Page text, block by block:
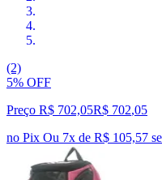
(2)
5% OFF
Preço R$ 702,05R$ 702,05
no Pix Ou 7x de R$ 105,57